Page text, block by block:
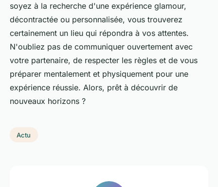
soyez à la recherche d'une expérience glamour,
décontractée ou personnalisée, vous trouverez
certainement un lieu qui répondra à vos attentes.
N'oubliez pas de communiquer ouvertement avec
votre partenaire, de respecter les règles et de vous
préparer mentalement et physiquement pour une
expérience réussie. Alors, prêt à découvrir de
nouveaux horizons ?
Actu